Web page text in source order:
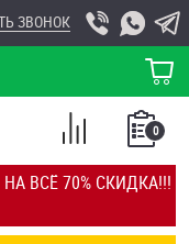
ВСЁ 70% СКИДКА!!!
ЗВОНОК
КОРЗИНА
0
СПИСОК
СРАВНЕНИЕ